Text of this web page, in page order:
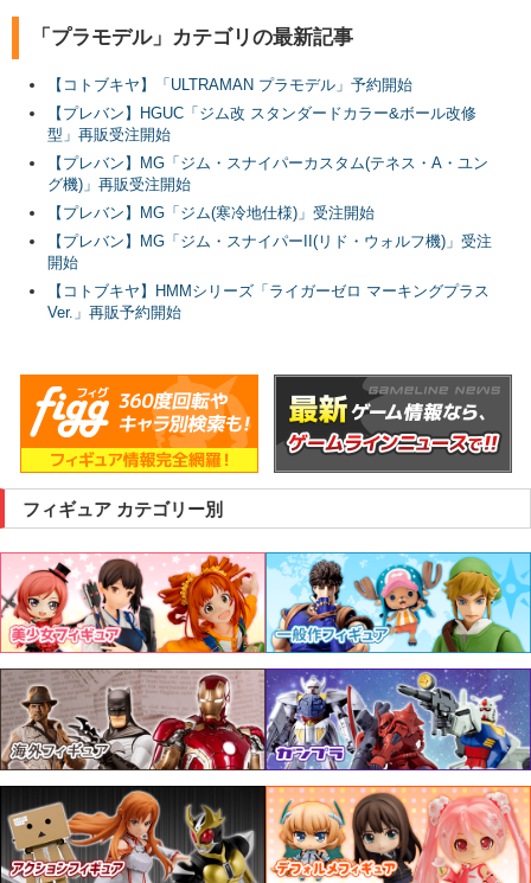
「プラモデル」カテゴリの最新記事
【コトブキヤ】「ULTRAMAN プラモデル」予約開始
【プレバン】HGUC「ジム改 スタンダードカラー&ボール改修
型」再販受注開始
【プレバン】MG「ジム・スナイパーカスタム(テネス・A・ユン
グ機)」再販受注開始
【プレバン】MG「ジム(寒冷地仕様)」受注開始
【プレバン】MG「ジム・スナイパーII(リド・ウォルフ機)」受注
開始
【コトブキヤ】HMMシリーズ「ライガーゼロ マーキングプラス
Ver.」再販予約開始
フィギュア カテゴリー別